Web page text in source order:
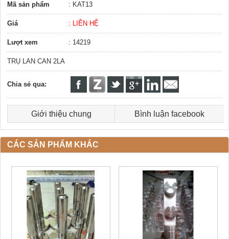
Mã sản phẩm : KAT13
Giá : LIÊN HỆ
Lượt xem : 14219
TRỤ LAN CAN 2LA
Chia sẻ qua:
Giới thiệu chung Bình luận facebook
CÁC SẢN PHẨM KHÁC